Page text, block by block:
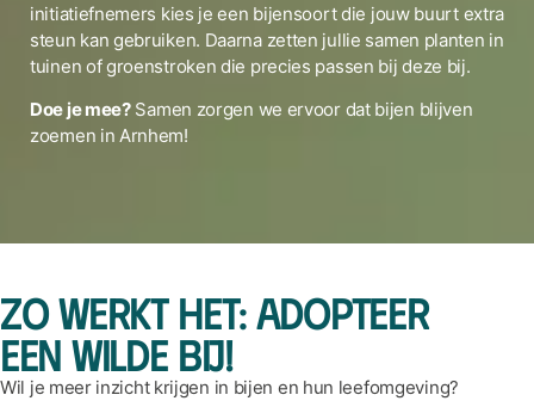
initiatiefnemers kies je een bijensoort die jouw buurt extra
steun kan gebruiken. Daarna zetten jullie samen planten in
tuinen of groenstroken die precies passen bij deze bij.
Doe je mee?Samen zorgen we ervoor dat bijen blijven
zoemen in Arnhem!
Zo werkt het: adopteer
een wilde bij!
Wil je meer inzicht krijgen in bijen en hun leefomgeving?